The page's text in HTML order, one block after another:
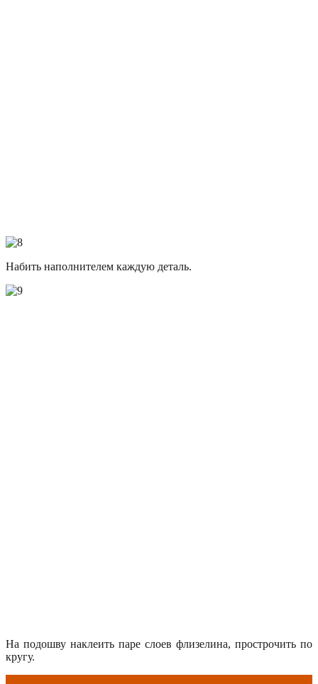
Набить наполнителем каждую деталь.
На подошву наклеить паре слоев флизелина, прострочить по
кругу.